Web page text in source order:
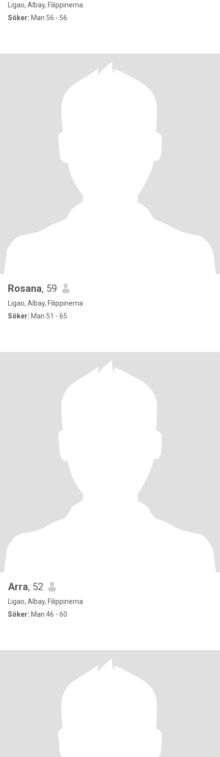
Ligao, Albay, Filippinerna
Söker: Man 56 - 56
Rosana, 59
Ligao, Albay, Filippinerna
Söker: Man 51 - 65
Arra, 52
Ligao, Albay, Filippinerna
Söker: Man 46 - 60